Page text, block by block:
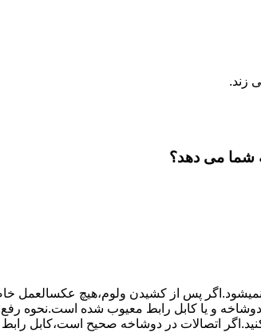
زند.
شما می دهد؟
نمیشود.اﮔﺮ ﭘﺲ از ﮐﺸﯿﺪن وﻟﻮم،ﻫﯿﭻ عکسالعمل
بعنوان ﻋﻠﻞ احتمالی بروز چنین مشکلی در نظر داشته باشید:۱٫ ﭘﺮﯾﺰ ﺑﺮق ﻧﺪارد.۲٫
اﺗﺼﺎﻻت در دوشاخه ﺻﺤﯿﺢ اﺳﺖ،ﮐﺎﺑﻞ راﺑﻂ